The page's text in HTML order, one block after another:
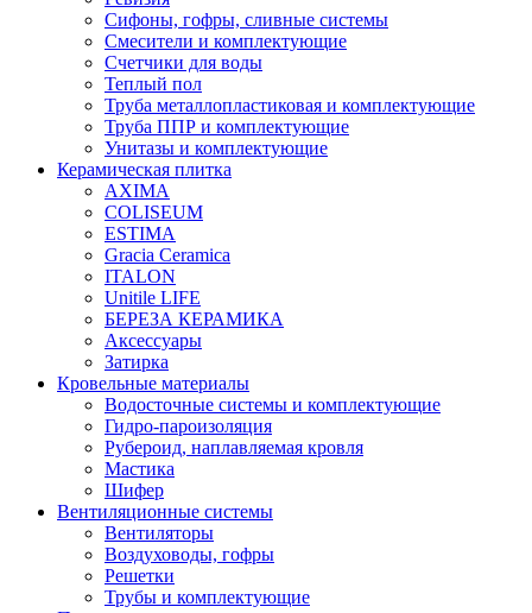
Сифоны, гофры, сливные системы
Смесители и комплектующие
Счетчики для воды
Теплый пол
Труба металлопластиковая и комплектующие
Труба ППР и комплектующие
Унитазы и комплектующие
Керамическая плитка
AXIMA
COLISEUM
ESTIMA
Gracia Ceramica
ITALON
Unitile LIFE
БЕРЕЗА КЕРАМИКА
Аксессуары
Затирка
Кровельные материалы
Водосточные системы и комплектующие
Гидро-пароизоляция
Рубероид, наплавляемая кровля
Мастика
Шифер
Вентиляционные системы
Вентиляторы
Воздуховоды, гофры
Решетки
Трубы и комплектующие